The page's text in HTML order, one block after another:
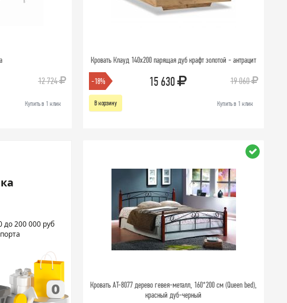
12 724
Купить в 1 клик
Кровать Клауд 140х200 парящая дуб крафт золотой - антрацит
-18% 15 630 19 060
В корзину Купить в 1 клик
до 200 000 руб
Кровать AT-8077 дерево гевея-металл, 160*200 см (Queen bed),
красный дуб-черный